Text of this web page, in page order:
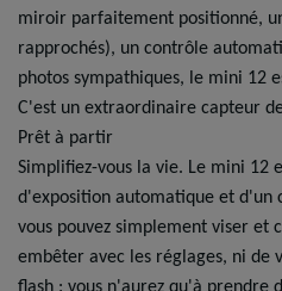
miroir parfaitement positionné,
rapprochés), un contrôle
photos sympathiques, le mini 12
C'est un extraordinaire capteur
Prêt à partir
Simplifiez-vous la vie. Le mini 12
d'exposition automatique et d'un
vous pouvez simplement viser et
embêter avec les réglages, ni de
flash : vous n'aurez qu'à prendre